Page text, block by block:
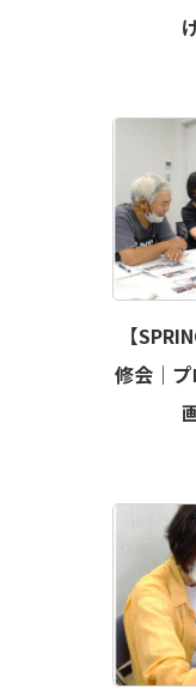
【
修会｜